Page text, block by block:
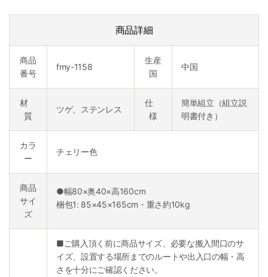
商品詳細
商品
番号
fmy-1158
生産
国
中国
材
質
ツゲ、ステンレス
仕
様
簡単組立（組立説
明書付き）
カラ
ー
チェリー色
商品
サイ
ズ
●幅80×奥40×高160cm
梱包1: 85×45×165cm・重さ約10kg
■ご購入頂く前に商品サイズ、必要な搬入間口のサ
イズ、設置する場所までのルートや出入口の幅・高
さを十分にご確認ください。